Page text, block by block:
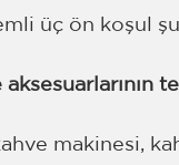
üç ön koşul
makinesi,